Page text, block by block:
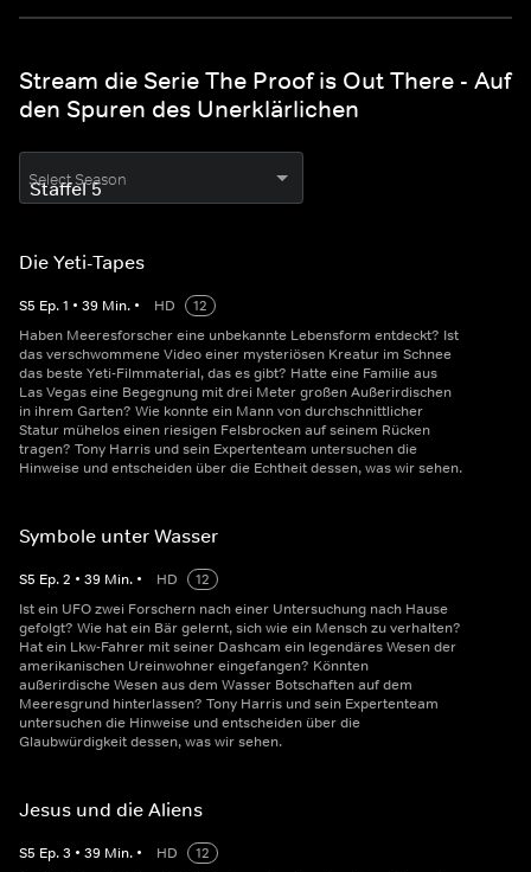
Stream die Serie The Proof is Out There - Auf
den Spuren des Unerklärlichen
Select Season
Die Yeti-Tapes
S5 Ep.1 • 39 Min. • HD
12
Haben Meeresforscher eine unbekannte Lebensform entdeckt? Ist
das verschwommene Video einer mysteriösen Kreatur im Schnee
das beste Yeti-Filmmaterial, das es gibt? Hatte eine Familie aus
Las Vegas eine Begegnung mit drei Meter großen Außerirdischen
in ihrem Garten? Wie konnte ein Mann von durchschnittlicher
Statur mühelos einen riesigen Felsbrocken auf seinem Rücken
tragen? Tony Harris und sein Expertenteam untersuchen die
Hinweise und entscheiden über die Echtheit dessen, was wir sehen.
Symbole unter Wasser
S5 Ep.2 • 39 Min. • HD
12
Ist ein UFO zwei Forschern nach einer Untersuchung nach Hause
gefolgt? Wie hat ein Bär gelernt, sich wie ein Mensch zu verhalten?
Hat ein Lkw-Fahrer mit seiner Dashcam ein legendäres Wesen der
amerikanischen Ureinwohner eingefangen? Könnten
außerirdische Wesen aus dem Wasser Botschaften auf dem
Meeresgrund hinterlassen? Tony Harris und sein Expertenteam
untersuchen die Hinweise und entscheiden über die
Glaubwürdigkeit dessen, was wir sehen.
Jesus und die Aliens
S5 Ep.3 • 39 Min. • HD
12